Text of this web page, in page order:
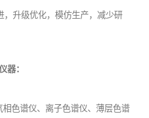
，升级优化，模仿生产，减少研
器：
色谱仪、离子色谱仪、薄层色谱